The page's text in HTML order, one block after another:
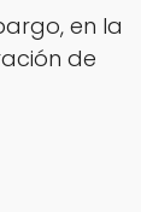
en la
de